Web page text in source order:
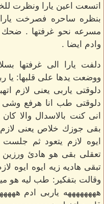
اتسعت اعين يارا ونظرت
بنظره ساحره فصرخت يارا:
مسرعه نحو غرفتها .
وادم ايضا .
دلفت يارا الى غرفتها
ووضعت يدها على قلبها: يا
دلوقتى ياربى يعنى لازم
دلوقتى طب انا هرفع وشى
انى كنت بالاسدال والا
بقى جوزك خلاص يعنى
ايوه لازم يتعود ثم جلست
تعقلى بقى هو هادئ ورزين
تبقى هاديه زيه ايوه ايوه
وقالت بتفكير: طب ليه هو
ههههههههه ياربى ادم